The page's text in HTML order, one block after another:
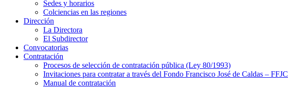
Sedes y horarios
Colciencias en las regiones
Dirección
La Directora
El Subdirector
Convocatorias
Contratación
Procesos de selección de contratación pública (Ley 80/1993)
Invitaciones para contratar a través del Fondo Francisco José de Caldas – FFJC
Manual de contratación